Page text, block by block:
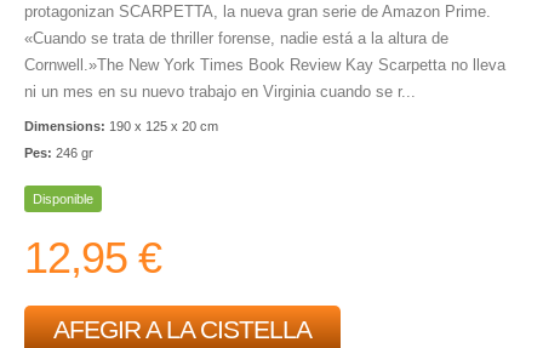
protagonizan SCARPETTA, la nueva gran serie de Amazon Prime.
«Cuando se trata de thriller forense, nadie está a la altura de
Cornwell.»The New York Times Book Review Kay Scarpetta no lleva
ni un mes en su nuevo trabajo en Virginia cuando se r...
Dimensions: 190 x 125 x 20 cm
Pes: 246 gr
Disponible
12,95 €
AFEGIR A LA CISTELLA